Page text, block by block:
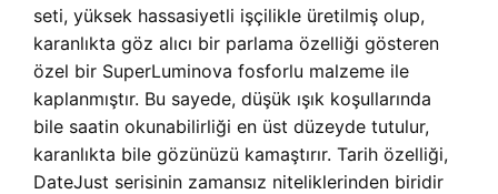
seti, yüksek hassasiyetli işçilikle üretilmiş olup,
karanlıkta göz alıcı bir parlama özelliği gösteren
özel bir SuperLuminova fosforlu malzeme ile
kaplanmıştır. Bu sayede, düşük ışık koşullarında
bile saatin okunabilirliği en üst düzeyde tutulur,
karanlıkta bile gözünüzü kamaştırır. Tarih özelliği,
DateJust serisinin zamansız niteliklerinden biridir